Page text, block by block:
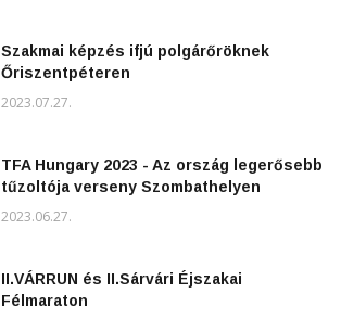
Szakmai képzés ifjú polgárőröknek
Őriszentpéteren
2023.07.27.
TFA Hungary 2023 - Az ország legerősebb
tűzoltója verseny Szombathelyen
2023.06.27.
II.VÁRRUN és II.Sárvári Éjszakai
Félmaraton